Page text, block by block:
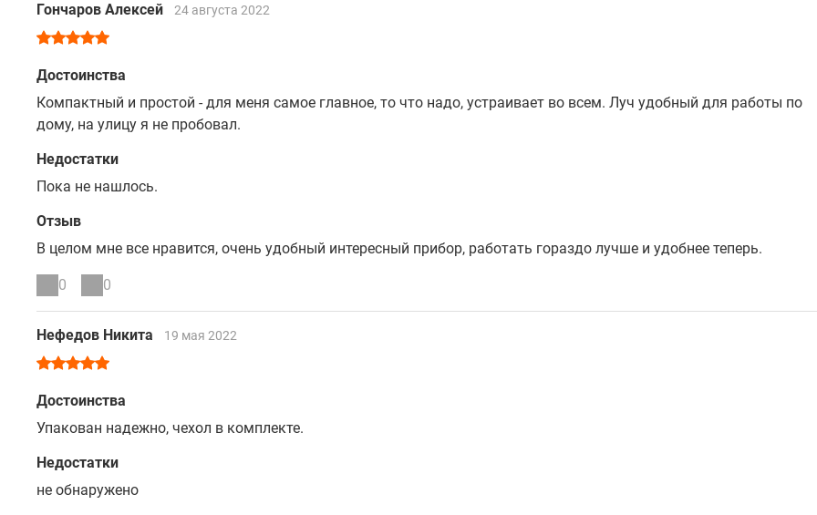
Гончаров Алексей 24 августа 2022
Достоинства
Компактный и простой - для меня самое главное, то что надо, устраивает во всем. Луч удобный для работы по
дому, на улицу я не пробовал.
Недостатки
Пока не нашлось.
Отзыв
В целом мне все нравится, очень удобный интересный прибор, работать гораздо лучше и удобнее теперь.
0 0
Нефедов Никита 19 мая 2022
Достоинства
Упакован надежно, чехол в комплекте.
Недостатки
не обнаружено